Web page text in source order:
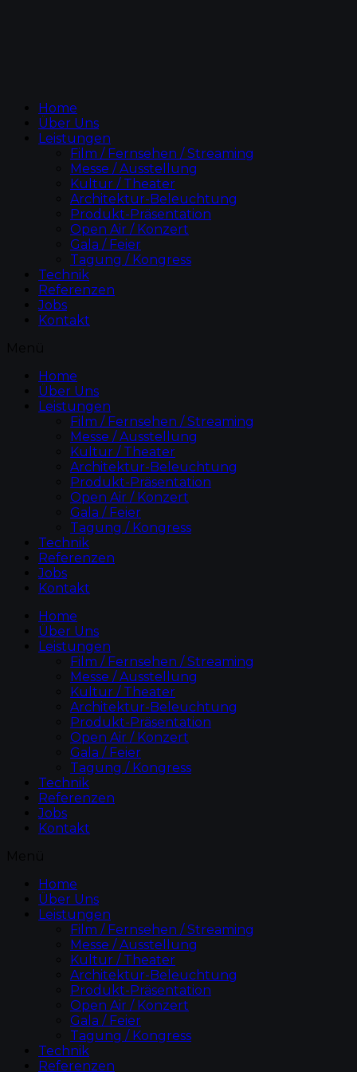
Home
Über Uns
Leistungen
Film / Fernsehen / Streaming
Messe / Ausstellung
Kultur / Theater
Architektur-Beleuchtung
Produkt-Präsentation
Open Air / Konzert
Gala / Feier
Tagung / Kongress
Technik
Referenzen
Jobs
Kontakt
Home
Über Uns
Leistungen
Film / Fernsehen / Streaming
Messe / Ausstellung
Kultur / Theater
Architektur-Beleuchtung
Produkt-Präsentation
Open Air / Konzert
Gala / Feier
Tagung / Kongress
Technik
Referenzen
Jobs
Kontakt
Home
Über Uns
Leistungen
Film / Fernsehen / Streaming
Messe / Ausstellung
Kultur / Theater
Architektur-Beleuchtung
Produkt-Präsentation
Open Air / Konzert
Gala / Feier
Tagung / Kongress
Technik
Referenzen
Jobs
Kontakt
Home
Über Uns
Leistungen
Film / Fernsehen / Streaming
Messe / Ausstellung
Kultur / Theater
Architektur-Beleuchtung
Produkt-Präsentation
Open Air / Konzert
Gala / Feier
Tagung / Kongress
Technik
Referenzen